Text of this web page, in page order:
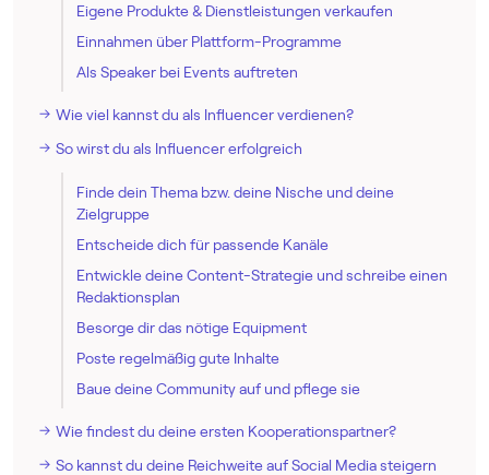
Eigene Produkte & Dienstleistungen verkaufen
Einnahmen über Plattform-Programme
Als Speaker bei Events auftreten
Wie viel kannst du als Influencer verdienen?
So wirst du als Influencer erfolgreich
Finde dein Thema bzw. deine Nische und deine
Zielgruppe
Entscheide dich für passende Kanäle
Entwickle deine Content-Strategie und schreibe einen
Redaktionsplan
Besorge dir das nötige Equipment
Poste regelmäßig gute Inhalte
Baue deine Community auf und pflege sie
Wie findest du deine ersten Kooperationspartner?
So kannst du deine Reichweite auf Social Media steigern